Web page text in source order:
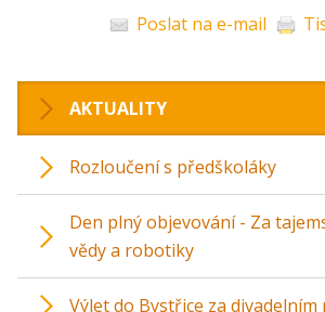
Poslat na e-mail
AKTUALITY
Rozloučení s předškoláky
Den plný objevování - Za
vědy a robotiky
Výlet do Bystřice za